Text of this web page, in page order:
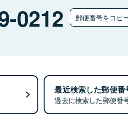
0212 郵便番号をコピ
最近検索した郵便番
過去に検索した郵便番